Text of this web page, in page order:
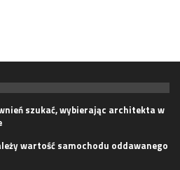
szukać, wybierając architekta w
wartość samochodu oddawanego